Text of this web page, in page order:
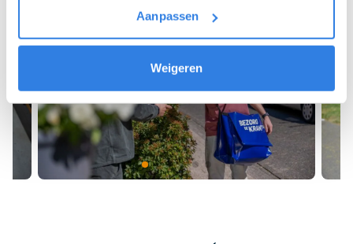
Aanpassen
Weigeren